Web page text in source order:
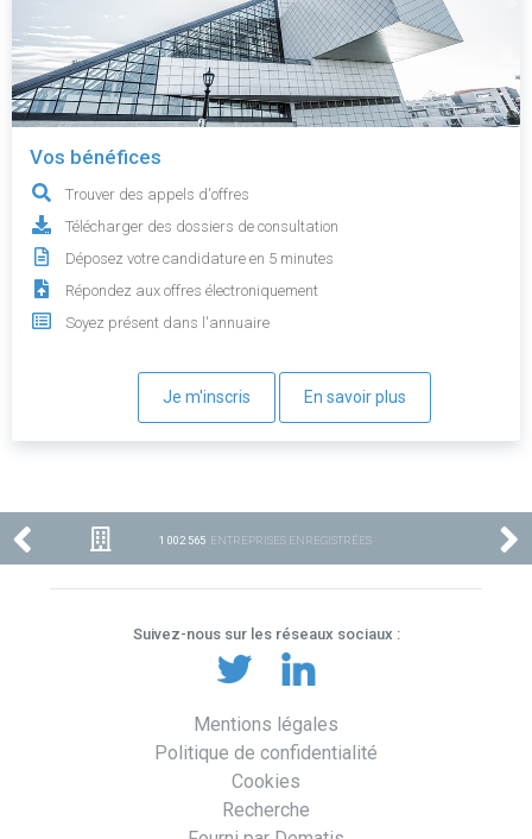
Vos bénéfices
Trouver des appels d'offres
Télécharger des dossiers de consultation
Déposez votre candidature en 5 minutes
Répondez aux offres électroniquement
Soyez présent dans l'annuaire
Je m'inscris En savoir plus
1 002 565 ENTREPRISES ENREGISTRÉES
Suivez-nous sur les réseaux sociaux :
Mentions légales
Politique de confidentialité
Cookies
Recherche